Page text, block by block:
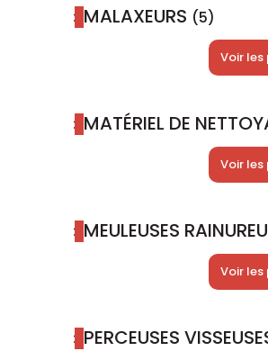
MALAXEURS (5)
Voir
MATÉRIEL DE
Voir
MEULEUSES
Voir
PERCEUSES